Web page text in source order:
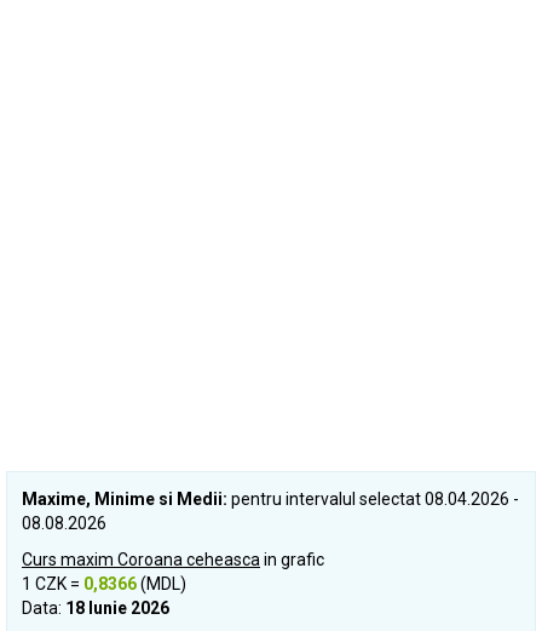
Maxime, Minime si Medii: pentru intervalul selectat 08.04.2026 -
08.08.2026
Curs maxim Coroana ceheasca in grafic
1 CZK = 0,8366(MDL)
Data: 18 Iunie 2026